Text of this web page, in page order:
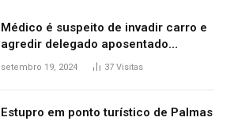
Médico é suspeito de invadir carro e
agredir delegado aposentado
durante confusão no trânsito
setembro 19, 2024 37 Visitas
Estupro em ponto turístico de Palmas